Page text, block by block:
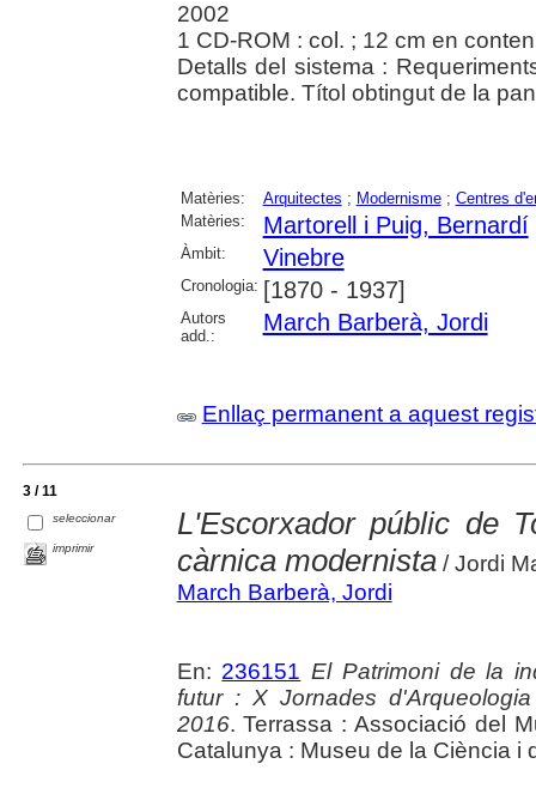
2002
1 CD-ROM : col. ; 12 cm en
Detalls del sistema :
compatible. Títol obtingut de la
Matèries: Arquitectes ; Modernisme; Centres
Matèries:
Martorell i Puig, Bernardí
Àmbit: Vinebre
Cronologia: [1870 - 1937]
Autors
add.:
March Barberà, Jordi
Enllaç permanent a aquest
3 / 11
seleccionar
imprimir
L'Escorxador públic de
càrnica modernista/ Jordi
March Barberà, Jordi
En: 236151 El Patrimoni de la
futur : X Jornades
2016. Terrassa : Associació del
Catalunya : Museu de la Ciència i